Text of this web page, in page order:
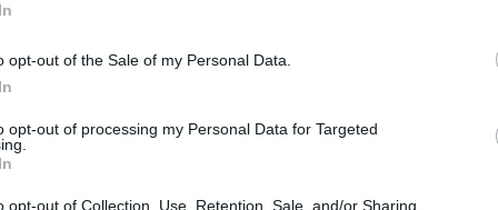
opt-out of the Sale of my Personal Data.
opt-out of processing my Personal Data for Targeted
opt-out of Collection, Use, Retention, Sale, and/or Sharing
adatok sem sokkal jobbak. Hogy látja, mi ennek az oka?
portfolio.hu hírarchívumához tartozik, melynek olvasása
tartalmazza: